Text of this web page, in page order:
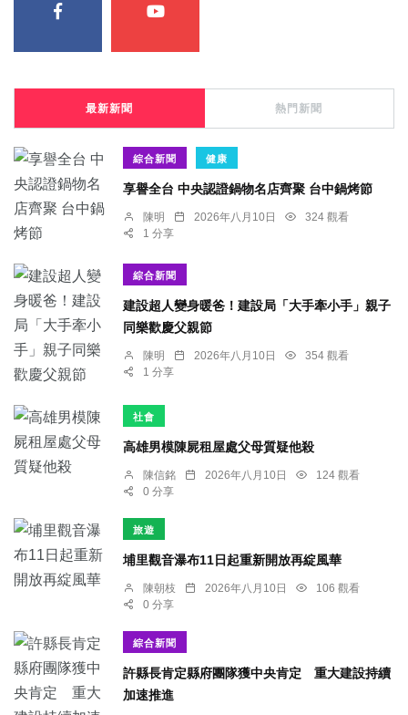
最新新聞 熱門新聞
綜合新聞 健康
享譽全台 中央認證鍋物名店齊聚 台中鍋烤節
陳明 2026年八月10日
324 觀看
1 分享
綜合新聞
建設超人變身暖爸！建設局「大手牽小手」親子
同樂歡慶父親節
陳明 2026年八月10日
354 觀看
1 分享
社會
高雄男模陳屍租屋處父母質疑他殺
陳信銘 2026年八月10日
124 觀看
0 分享
旅遊
埔里觀音瀑布11日起重新開放再綻風華
陳朝枝 2026年八月10日
106 觀看
0 分享
綜合新聞
許縣長肯定縣府團隊獲中央肯定 重大建設持續
加速推進